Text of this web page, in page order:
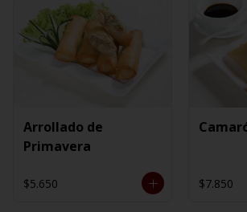
Arrollado de
Primavera
$5.650 $7.850